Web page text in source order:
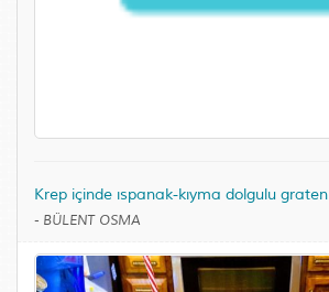
Krep içinde ıspanak-kıyma dolgulu graten
- BÜLENT OSMA